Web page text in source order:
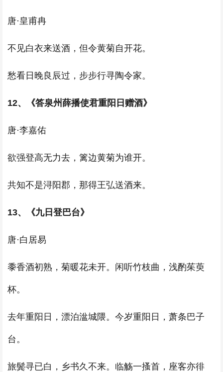
唐·皇甫冉
不见白衣来送酒，但令黄菊自开花。
愁看日晚良辰过，步步行寻陶令家。
12、《答泉州薛播使君重阳日赠酒》
唐·李嘉佑
欲强登高无力去，篱边黄菊为谁开。
共知不是浔阳郡，那得王弘送酒来。
13、《九日登巴台》
唐·白居易
黍香酒初熟，菊暖花未开。闲听竹枝曲，浅酌茱萸
杯。
去年重阳日，漂泊湓城隈。今岁重阳日，萧条巴子
台。
旅鬓寻已白，乡书久不来。临觞一搔首，座客亦徘